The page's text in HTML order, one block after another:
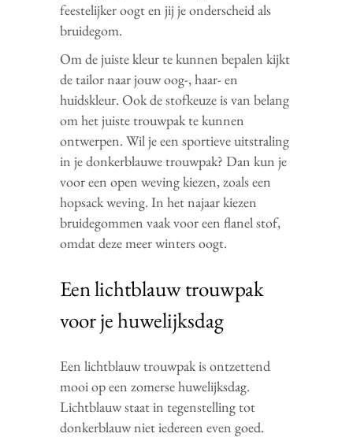
feestelijker oogt en jij je onderscheid als
bruidegom.
Om de juiste kleur te kunnen bepalen kijkt
de tailor naar jouw oog-, haar- en
huidskleur. Ook de stofkeuze is van belang
om het juiste trouwpak te kunnen
ontwerpen. Wil je een sportieve uitstraling
in je donkerblauwe trouwpak? Dan kun je
voor een open weving kiezen, zoals een
hopsack weving. In het najaar kiezen
bruidegommen vaak voor een flanel stof,
omdat deze meer winters oogt.
Een lichtblauw trouwpak
voor je huwelijksdag
Een lichtblauw trouwpak is ontzettend
mooi op een zomerse huwelijksdag.
Lichtblauw staat in tegenstelling tot
donkerblauw niet iedereen even goed.